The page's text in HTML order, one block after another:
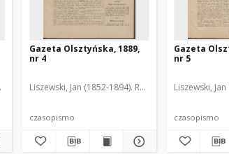
Gazeta Olsztyńska, 1889,
nr 4
Liszewski, Jan (1852-1894). Red.
czasopismo
Gazeta
nr 5
Liszewski, Jan
czasopismo